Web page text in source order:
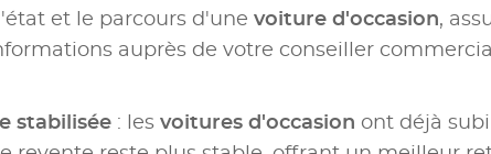
et le parcours d'une voiture d'occasion,
auprès de votre conseiller
stabilisée : les voitures d'occasion ont déjà